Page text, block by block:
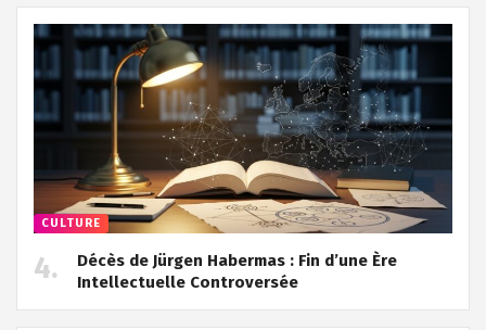
CULTURE
Décès de Jürgen Habermas : Fin d’une Ère
Intellectuelle Controversée